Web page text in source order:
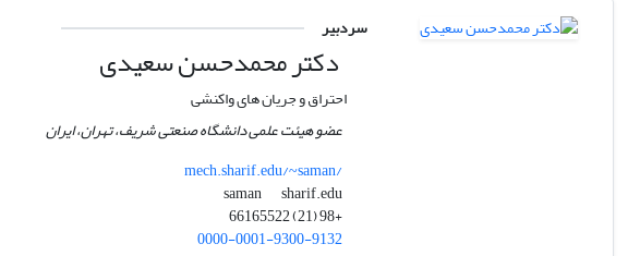
سردبیر
دکتر محمدحسن سعیدی
احتراق و جریان های واکنشی
عضو هیئت علمی دانشگاه صنعتی شریف، تهران، ایران
mech.sharif.edu/~saman/
saman
sharif.edu
+98 (21) 66165522
0000-0001-9300-9132